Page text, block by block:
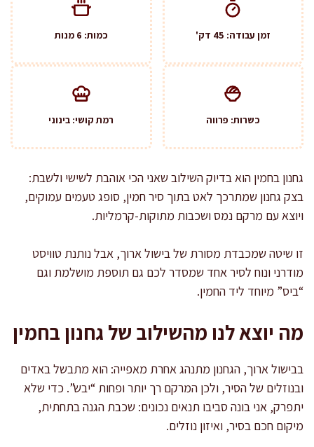
זמן עבודה: 45 דק' כמות: 6 מנות
כשרות: פרווה רמת קושי: בינוני
גחנון בחמין הוא בדיוק השילוב שאני הכי אוהבת לשישי ולשבת:
בצק גחנון שמתרכך לאט בתוך סיר חמין, סופג טעמים עמוקים,
ויוצא עם מרקם נמס ושכבות מתוקות-קרמליות.
זו שיטה שמכבדת מסורת של בישול ארוך, אבל נותנת טוויסט
מודרני ונוח לסיר אחד שמסדר לכם גם תוספת מושלמת וגם
“ביס” מיוחד ליד החמין.
מה יוצא לנו מהשילוב של גחנון בחמין
בבישול ארוך, הגחנון מתנהג אחרת מאפייה: הוא מתבשל באדים
ובנוזלים של הסיר, ולכן המרקם רך יותר ופחות “יבש”. כדי שלא
יתפרק, אני בונה סביבו תנאים נכונים: שכבת הגנה בתחתית,
מיקום חכם בסיר, ואיזון נוזלים.